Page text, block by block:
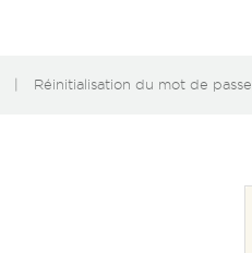
Réinitialisation du mot de passe